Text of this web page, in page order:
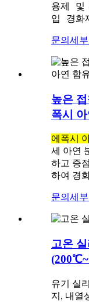
용제 및
입 경화
문의 세
높은
폭시
에폭시
세 아연
하고 증
하여 경
문의 세
고온
유기 실
지, 내열